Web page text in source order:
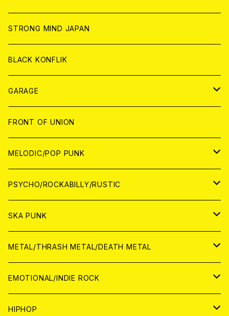
ANALOG
ANALOG
CD
ANALOG
CD
ANALOG
WORLD
CD
ANALOG
STRONG MIND JAPAN
BLACK KONFLIK
GARAGE
JAPAN
アナログ
CD
WORLD
アナログ
CD
FRONT OF UNION
MELODIC/POP PUNK
JAPAN
CD
ANALOG
WORLD
CD
ANALOG
PSYCHO/ROCKABILLY/RUSTIC
JAPAN
CD
ANALOG
WORLD
CD
ANALOG
SKA PUNK
JAPAN
CD
ANALOG
WORLD
CD
METAL/THRASH METAL/DEATH METAL
JAPAN
CD
WORLD
EMOTIONAL/INDIE ROCK
JAPAN
HIPHOP